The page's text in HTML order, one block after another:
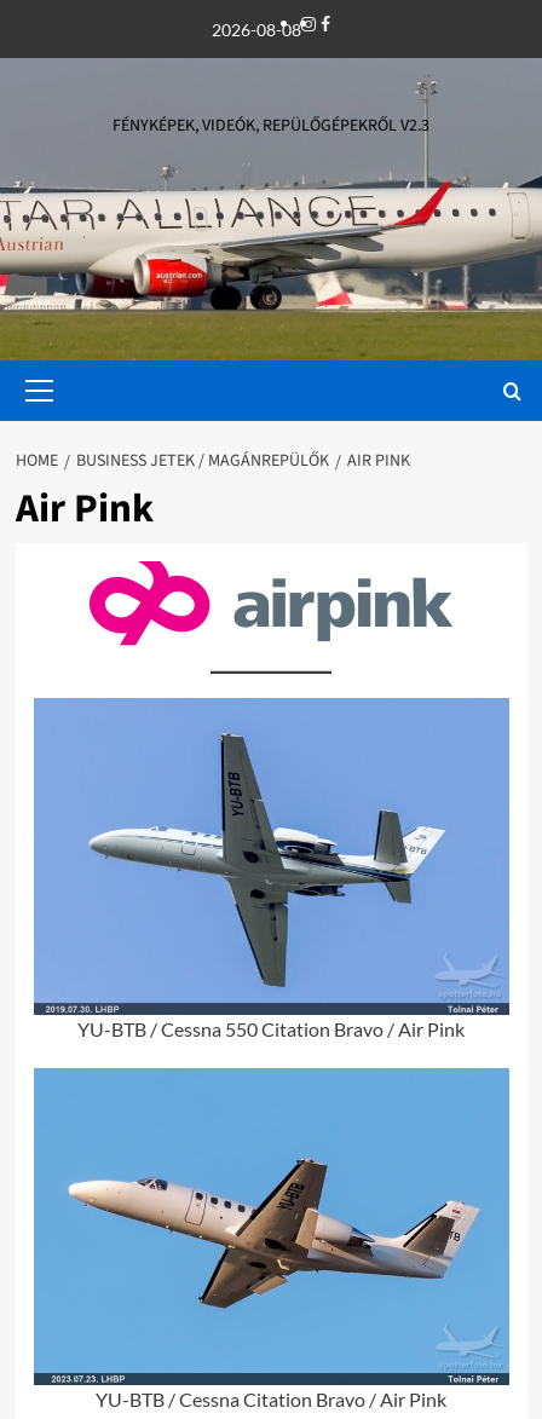
2026-08-08Instagram
Facebook
FÉNYKÉPEK, VIDEÓK, REPÜLŐGÉPEKRŐL V2.3
Menu
HOME BUSINESS JETEK / MAGÁNREPÜLŐK AIR PINK
Air Pink
YU-BTB / Cessna 550 Citation Bravo / Air Pink
YU-BTB / Cessna Citation Bravo / Air Pink